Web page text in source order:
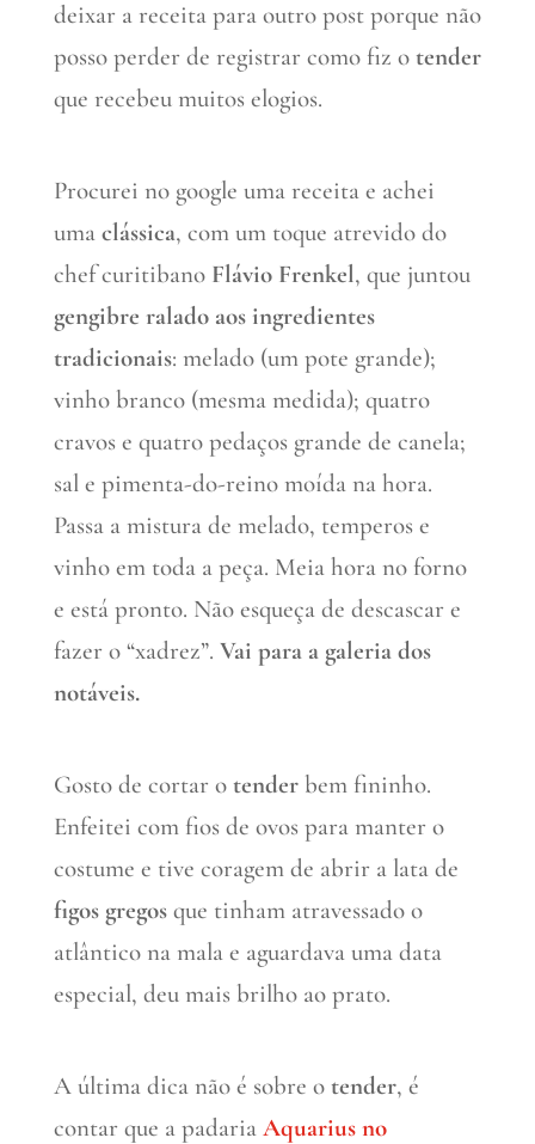
deixar a receita para outro post porque não
posso perder de registrar como fiz o tender
que recebeu muitos elogios.
Procurei no google uma receita e achei
uma clássica, com um toque atrevido do
chef curitibano Flávio Frenkel, que juntou
gengibre ralado aos ingredientes
tradicionais: melado (um pote grande);
vinho branco (mesma medida); quatro
cravos e quatro pedaços grande de canela;
sal e pimenta-do-reino moída na hora.
Passa a mistura de melado, temperos e
vinho em toda a peça. Meia hora no forno
e está pronto. Não esqueça de descascar e
fazer o “xadrez”. Vai para a galeria dos
notáveis.
Gosto de cortar o tenderbem fininho.
Enfeitei com fios de ovos para manter o
costume e tive coragem de abrir a lata de
figos gregosque tinham atravessado o
atlântico na mala e aguardava uma data
especial, deu mais brilho ao prato.
A última dica não é sobre o tender, é
contar que a padaria Aquarius no